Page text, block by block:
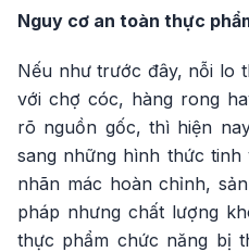
Nguy cơ an toàn thực
Nếu như trước đây, nỗi lo
với chợ cóc, hàng rong
rõ nguồn gốc, thì hiện
sang những hình thức
nhãn mác hoàn chỉnh,
pháp nhưng chất lượng
thực phẩm chức năng bị